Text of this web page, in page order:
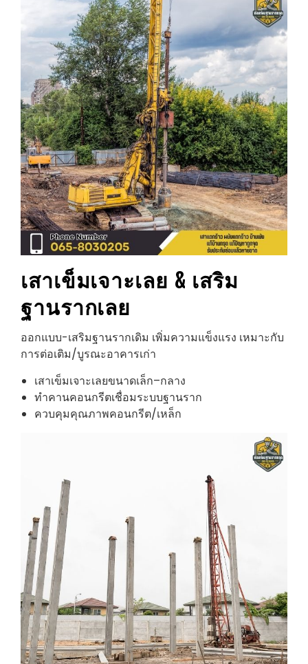
เสาเข็มเจาะเลย & เสริม
ฐานรากเลย
ออกแบบ-เสริมฐานรากเดิม เพิ่มความแข็งแรง เหมาะกับ
การต่อเติม/บูรณะอาคารเก่า
เสาเข็มเจาะเลยขนาดเล็ก–กลาง
ทำคานคอนกรีตเชื่อมระบบฐานราก
ควบคุมคุณภาพคอนกรีต/เหล็ก